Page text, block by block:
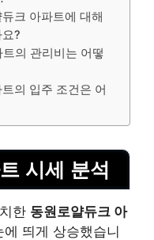
크 아파트에 대해
?
의 관리비는 어떻
의 입주 조건은 어
시세 분석
한 동원로얄듀크 아
띄게 상승했습니